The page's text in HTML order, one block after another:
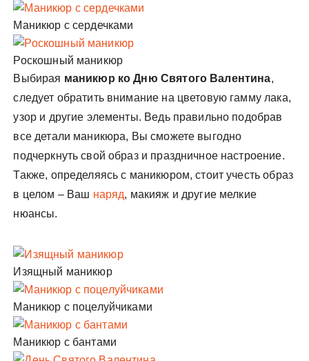
Маникюр с сердечками
Роскошный маникюр
Выбирая маникюр ко Дню Святого Валентина,
следует обратить внимание на цветовую гамму лака,
узор и другие элементы. Ведь правильно подобрав
все детали маникюра, Вы сможете выгодно
подчеркнуть свой образ и праздничное настроение.
Также, определяясь с маникюром, стоит учесть образ
в целом – Ваш наряд, макияж и другие мелкие
нюансы.
Изящный маникюр
Маникюр с поцелуйчиками
Маникюр с бантами